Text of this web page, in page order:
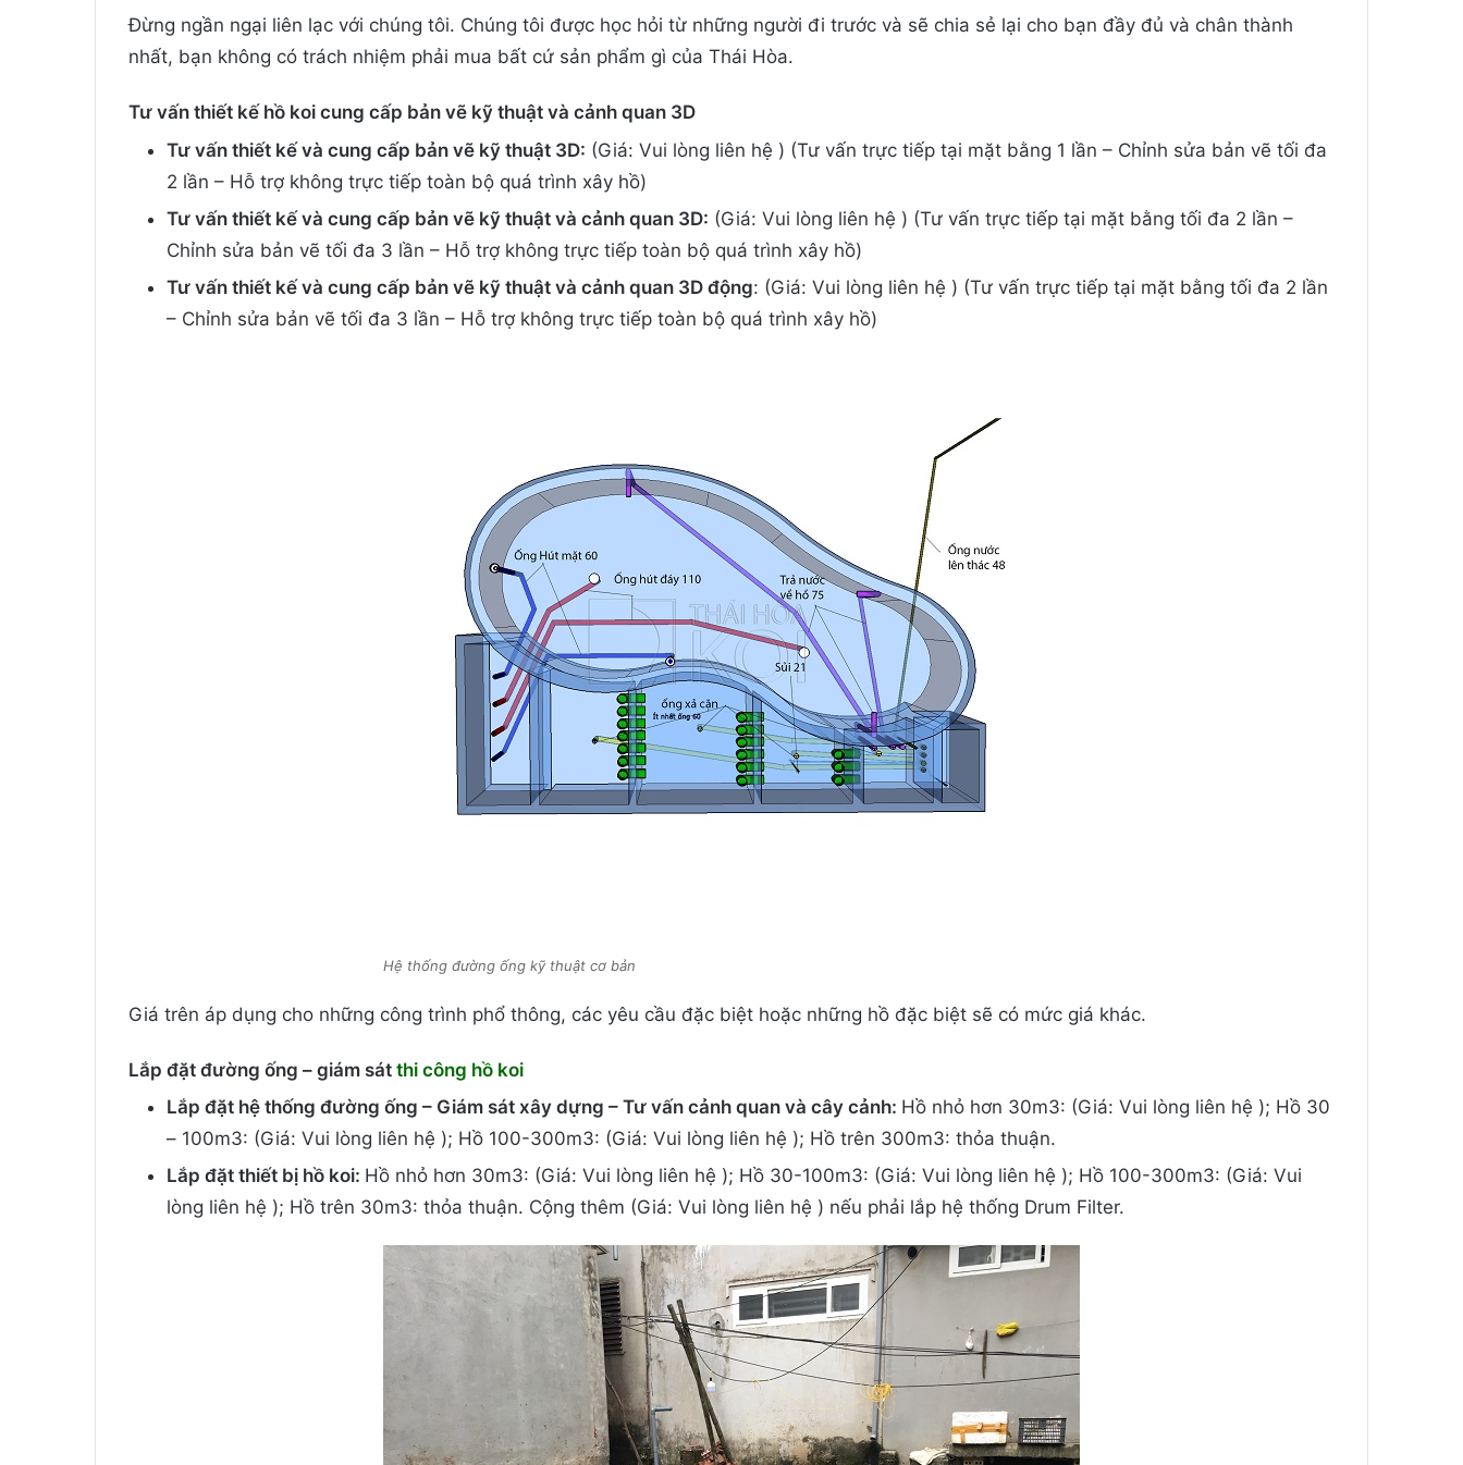
Đừng ngần ngại liên lạc với chúng tôi. Chúng tôi được học hỏi từ những người đi trước và sẽ chia sẻ lại cho bạn đầy đủ và chân thành
nhất, bạn không có trách nhiệm phải mua bất cứ sản phẩm gì của Thái Hòa.
Tư vấn thiết kế hồ koi cung cấp bản vẽ kỹ thuật và cảnh quan 3D
Tư vấn thiết kế và cung cấp bản vẽ kỹ thuật 3D: (Giá: Vui lòng liên hệ ) (Tư vấn trực tiếp tại mặt bằng 1 lần – Chỉnh sửa bản vẽ tối đa
2 lần – Hỗ trợ không trực tiếp toàn bộ quá trình xây hồ)
Tư vấn thiết kế và cung cấp bản vẽ kỹ thuật và cảnh quan 3D: (Giá: Vui lòng liên hệ ) (Tư vấn trực tiếp tại mặt bằng tối đa 2 lần –
Chỉnh sửa bản vẽ tối đa 3 lần – Hỗ trợ không trực tiếp toàn bộ quá trình xây hồ)
Tư vấn thiết kế và cung cấp bản vẽ kỹ thuật và cảnh quan 3D động: (Giá: Vui lòng liên hệ ) (Tư vấn trực tiếp tại mặt bằng tối đa 2 lần
– Chỉnh sửa bản vẽ tối đa 3 lần – Hỗ trợ không trực tiếp toàn bộ quá trình xây hồ)
Hệ thống đường ống kỹ thuật cơ bản
Giá trên áp dụng cho những công trình phổ thông, các yêu cầu đặc biệt hoặc những hồ đặc biệt sẽ có mức giá khác.
Lắp đặt đường ống – giám sát thi công hồ koi
Lắp đặt hệ thống đường ống – Giám sát xây dựng – Tư vấn cảnh quan và cây cảnh: Hồ nhỏ hơn 30m3: (Giá: Vui lòng liên hệ ); Hồ 30
– 100m3: (Giá: Vui lòng liên hệ ); Hồ 100-300m3: (Giá: Vui lòng liên hệ ); Hồ trên 300m3: thỏa thuận.
Lắp đặt thiết bị hồ koi: Hồ nhỏ hơn 30m3: (Giá: Vui lòng liên hệ ); Hồ 30-100m3: (Giá: Vui lòng liên hệ ); Hồ 100-300m3: (Giá: Vui
lòng liên hệ ); Hồ trên 30m3: thỏa thuận. Cộng thêm (Giá: Vui lòng liên hệ ) nếu phải lắp hệ thống Drum Filter.